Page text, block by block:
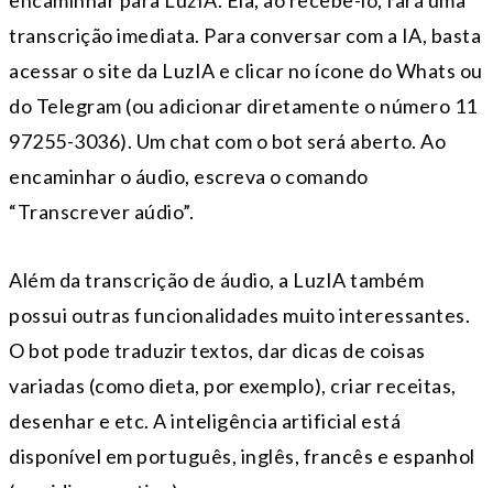
transcrição imediata. Para conversar com a IA, basta
acessar o site da LuzIA e clicar no ícone do Whats ou
do Telegram (ou adicionar diretamente o número 11
97255-3036). Um chat com o bot será aberto. Ao
encaminhar o áudio, escreva o comando
“Transcrever aúdio”.
Além da transcrição de áudio, a LuzIA também
possui outras funcionalidades muito interessantes.
O bot pode traduzir textos, dar dicas de coisas
variadas (como dieta, por exemplo), criar receitas,
desenhar e etc. A inteligência artificial está
disponível em português, inglês, francês e espanhol